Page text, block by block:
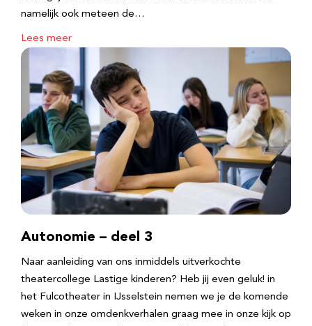
namelijk ook meteen de…
Lees meer
Autonomie – deel 3
Naar aanleiding van ons inmiddels uitverkochte
theatercollege Lastige kinderen? Heb jij even geluk! in
het Fulcotheater in IJsselstein nemen we je de komende
weken in onze omdenkverhalen graag mee in onze kijk op